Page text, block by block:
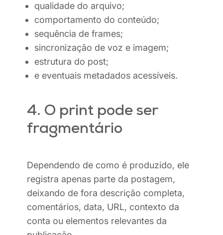
qualidade do arquivo;
comportamento do conteúdo;
sequência de frames;
sincronização de voz e imagem;
estrutura do post;
e eventuais metadados acessíveis.
4. O print pode ser
fragmentário
Dependendo de como é produzido, ele
registra apenas parte da postagem,
deixando de fora descrição completa,
comentários, data, URL, contexto da
conta ou elementos relevantes da